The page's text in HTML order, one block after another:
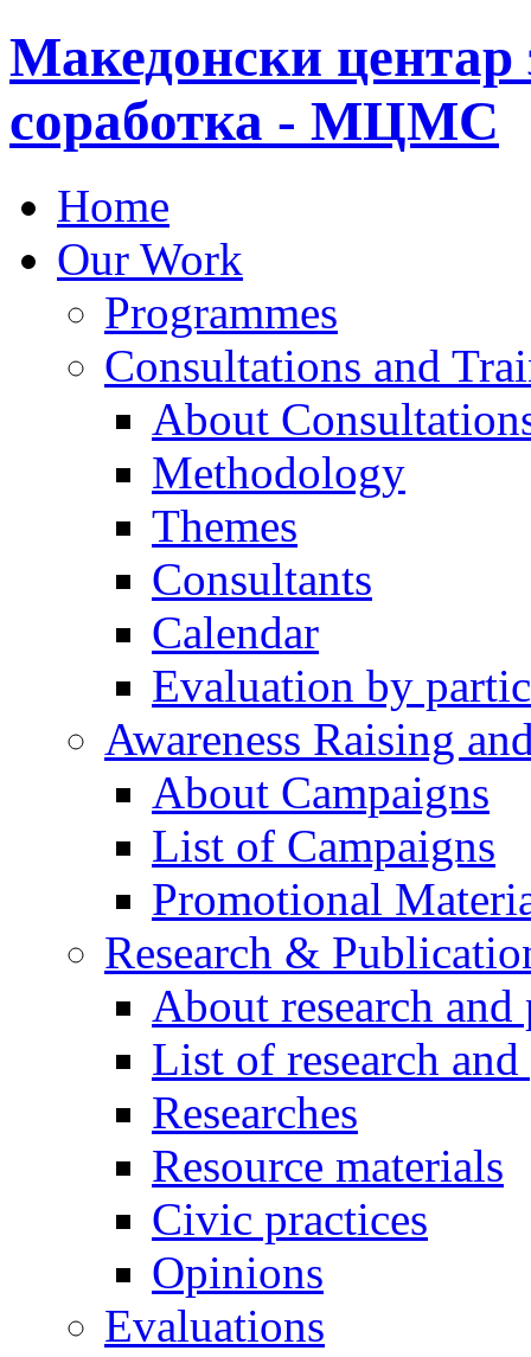
Македонски центар
соработка - МЦМС
Home
Our Work
Programmes
Consultations and
About
Methodology
Themes
Consultants
Calendar
Evaluation by
Awareness Raising
About Campaigns
List of Campaigns
Promotional
Research &
About research
List of research
Researches
Resource materials
Civic practices
Opinions
Evaluations